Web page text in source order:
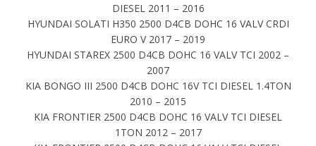
DIESEL 2011 – 2016
HYUNDAI SOLATI H350 2500 D4CB DOHC 16 VALV CRDI
EURO V 2017 – 2019
HYUNDAI STAREX 2500 D4CB DOHC 16 VALV TCI 2002 –
2007
KIA BONGO III 2500 D4CB DOHC 16V TCI DIESEL 1.4TON
2010 – 2015
KIA FRONTIER 2500 D4CB DOHC 16 VALV TCI DIESEL
1TON 2012 – 2017